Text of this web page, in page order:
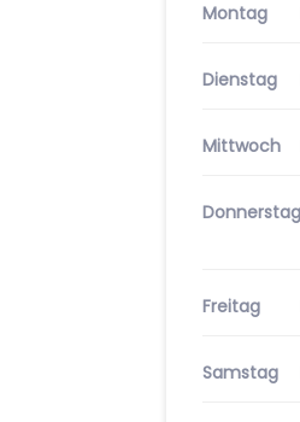
Montag
Dienstag
Mittwoch
Donnerstag
Freitag
Samstag